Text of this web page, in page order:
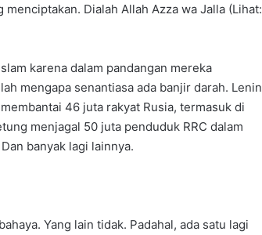
Dialah Allah Azza wa Jalla (Lihat:
karena dalam pandangan mereka
mengapa senantiasa ada banjir darah. Lenin
46 juta rakyat Rusia, termasuk di
menjagal 50 juta penduduk RRC dalam
banyak lagi lainnya.
Yang lain tidak. Padahal, ada satu lagi